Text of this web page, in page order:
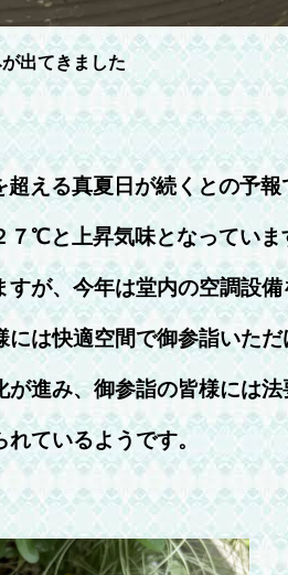
出てきました
える真夏日が続くとの予報
７℃と上昇気味となっていま
すが、今年は堂内の空調設
は快適空間で御参詣いただ
進み、御参詣の皆様には法
ているようです。